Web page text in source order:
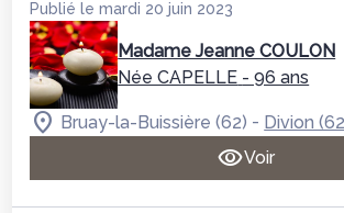
Publié le mardi 20 juin 2023
Madame Jeanne COULON
Née CAPELLE - 96 ans
Bruay-la-Buissière (62) - Divion
Voir